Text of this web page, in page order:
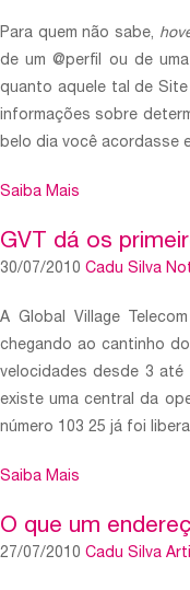
Para quem não sabe,
de um @perfil ou de
quanto aquele tal de
informações sobre
belo dia você acordasse
Saiba Mais
GVT dá os
30/07/2010 Cadu Silva
A Global Village
chegando ao cantinho
velocidades desde 3 até
existe uma central da
número 103 25 já foi
Saiba Mais
O que um
27/07/2010 Cadu Silva